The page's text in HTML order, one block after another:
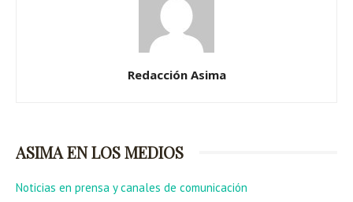
Redacción Asima
ASIMA EN LOS MEDIOS
Noticias en prensa y canales de comunicación